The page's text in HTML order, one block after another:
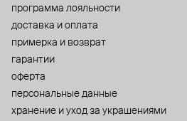
программа лояльности
доставка и оплата
примерка и возврат
гарантии
оферта
персональные данные
хранение и уход за украшениями